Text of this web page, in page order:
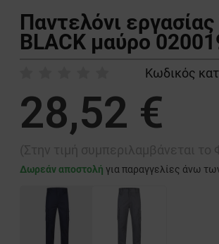
Παντελόνι
BLACK μαύρο
Κωδικός
28,52 €
Δωρεάν αποστολή για παραγγελίες άνω